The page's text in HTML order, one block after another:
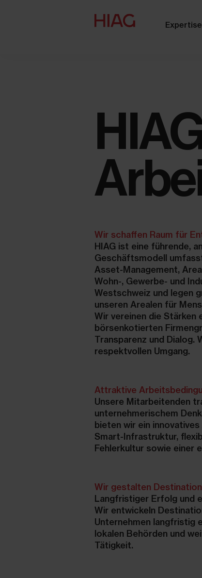
Expertise
Wir schaffen Raum für
HIAG ist eine führende,
Geschäftsmodell
Asset-Management,
Wohn-, Gewerbe- und
Westschweiz und legen
unseren Arealen für
Wir vereinen die Stärken
börsenkotierten
Transparenz und Dialog.
respektvollen Umgang.
Attraktive
Unsere Mitarbeitenden
unternehmerischem
bieten wir ein
Smart-Infrastruktur,
Fehlerkultur sowie einer
Wir gestalten
Langfristiger Erfolg und
Wir entwickeln
Unternehmen langfristig
lokalen Behörden und
Tätigkeit.